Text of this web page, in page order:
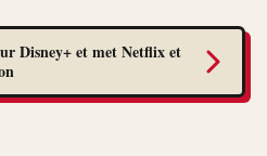
Disney+ et met Netflix et